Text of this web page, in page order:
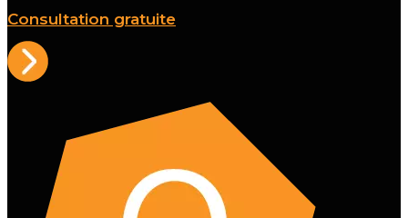
Consultation gratuite